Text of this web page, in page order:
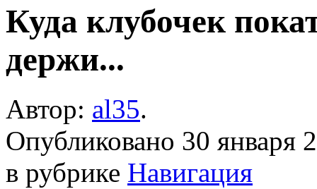
Куда клубочек
держи...
Автор: al35.
Опубликовано 30 января
в рубрике Навигация